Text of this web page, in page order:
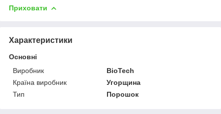
Приховати
Характеристики
Основні
Виробник
BioTech
Країна виробник
Угорщина
Тип
Порошок